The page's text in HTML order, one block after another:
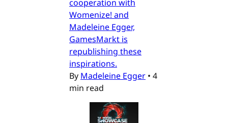
cooperation with
Womenize! and
Madeleine Egger,
GamesMarkt is
republishing these
inspirations.
By Madeleine Egger • 4
min read